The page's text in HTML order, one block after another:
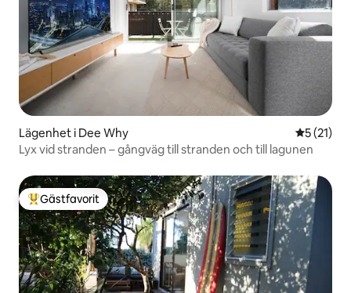
Lägenhet i Dee Why 5 av 5 i
5 (21)
Lyx vid stranden – gångväg till stranden och till lagunen
Populär gästfavorit
Gästfavorit